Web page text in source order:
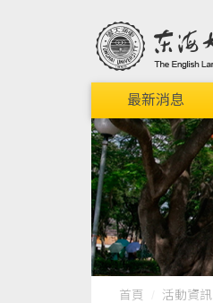
最新消息
首頁 活動資訊